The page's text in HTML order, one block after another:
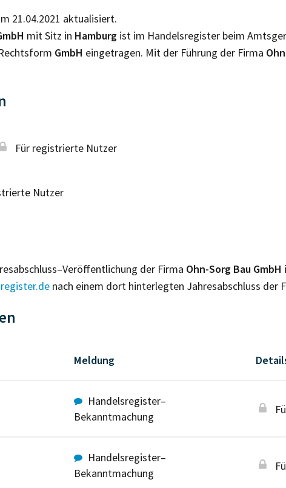
21.04.2021 aktualisiert.
mit Sitz in Hamburg ist im Handelsregister beim
GmbH eingetragen. Mit der Führung der Firma
Für registrierte Nutzer
Nutzer
der Firma Ohn-Sorg Bau GmbH
nach einem dort hinterlegten Jahresabschluss der
Meldung
Handelsregister–
Bekanntmachung
Handelsregister–
Bekanntmachung